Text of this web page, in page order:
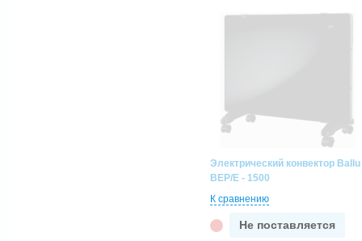
Электрический конвектор Ballu
BEP/E - 1500
К сравнению
Не поставляется